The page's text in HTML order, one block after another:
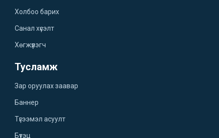
Холбоо барих
Санал хүсэлт
Хөгжүүлэгч
Тусламж
Зар оруулах заавар
Баннер
Түгээмэл асуулт
Бүтэц